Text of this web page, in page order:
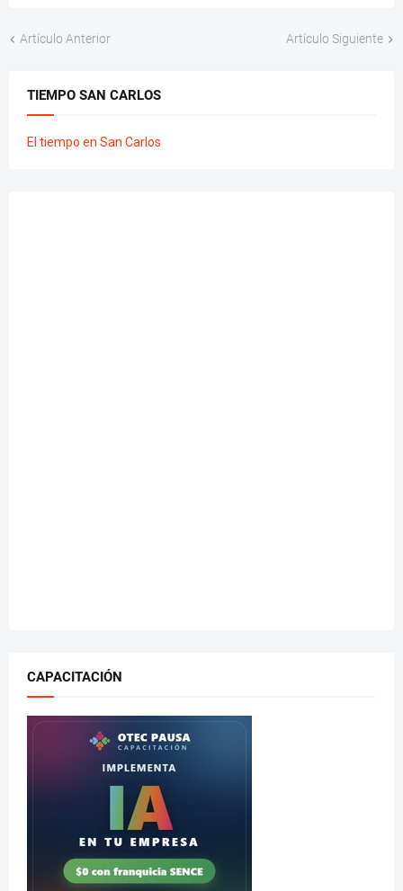
Artículo Anterior Artículo Siguiente
TIEMPO SAN CARLOS
El tiempo en San Carlos
CAPACITACIÓN